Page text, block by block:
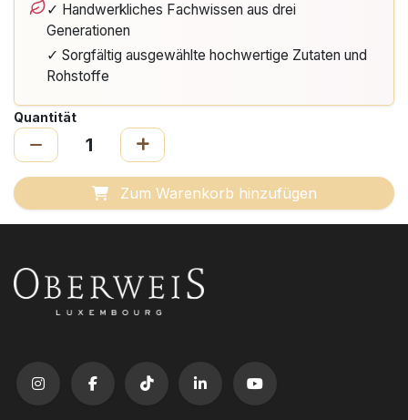
✓ Handwerkliches Fachwissen aus drei
Generationen
✓ Sorgfältig ausgewählte hochwertige Zutaten und
Rohstoffe
Quantität
Zum Warenkorb hinzufügen